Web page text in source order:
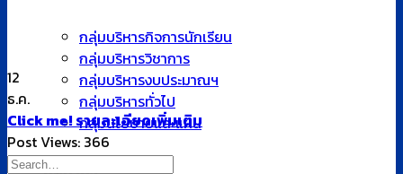
กลุ่มบริหารกิจการนักเรียน
กลุ่มบริหารวิชาการ
กลุ่มบริหารงบประมาณฯ
กลุ่มบริหารทั่วไป
กลุ่มนโยบายและแผน
12
ธ.ค.
Click me! รายละเอียดเพิ่มเติม
Post Views: 366